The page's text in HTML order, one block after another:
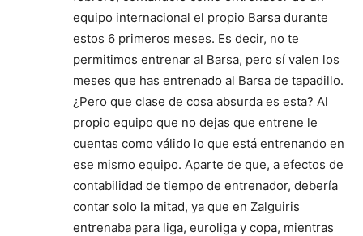
equipo internacional el propio Barsa durante
estos 6 primeros meses. Es decir, no te
permitimos entrenar al Barsa, pero sí valen los
meses que has entrenado al Barsa de tapadillo.
¿Pero que clase de cosa absurda es esta? Al
propio equipo que no dejas que entrene le
cuentas como válido lo que está entrenando en
ese mismo equipo. Aparte de que, a efectos de
contabilidad de tiempo de entrenador, debería
contar solo la mitad, ya que en Zalguiris
entrenaba para liga, euroliga y copa, mientras